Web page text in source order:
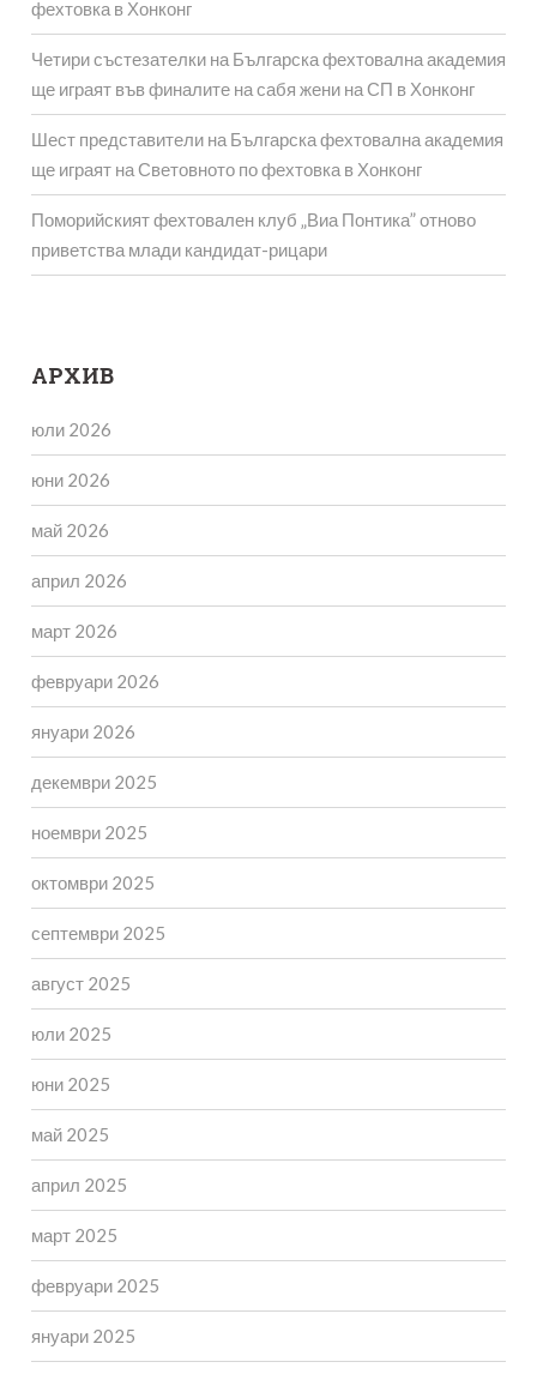
фехтовка в Хонконг
Четири състезателки на Българска фехтовална академия
ще играят във финалите на сабя жени на СП в Хонконг
Шест представители на Българска фехтовална академия
ще играят на Световното по фехтовка в Хонконг
Поморийският фехтовален клуб „Виа Понтика” отново
приветства млади кандидат-рицари
АРХИВ
юли 2026
юни 2026
май 2026
април 2026
март 2026
февруари 2026
януари 2026
декември 2025
ноември 2025
октомври 2025
септември 2025
август 2025
юли 2025
юни 2025
май 2025
април 2025
март 2025
февруари 2025
януари 2025